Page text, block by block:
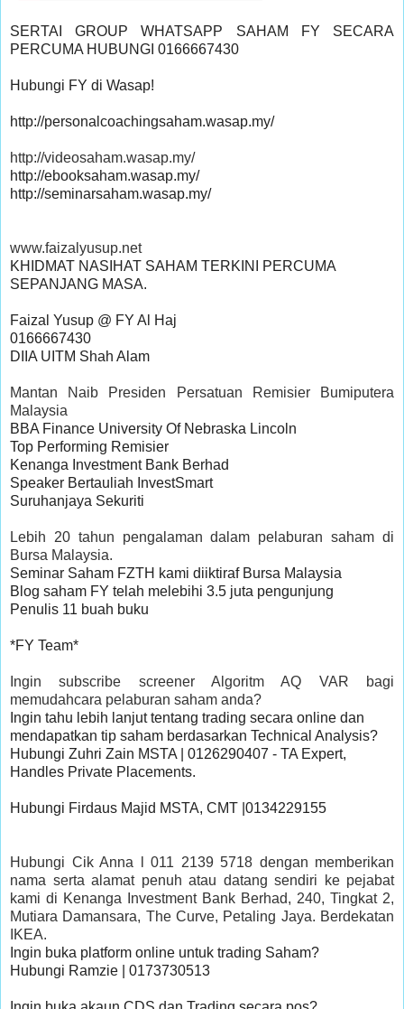
SERTAI GROUP WHATSAPP SAHAM FY SECARA
PERCUMA HUBUNGI 0166667430
Hubungi FY di Wasap!
http://videosaham.wasap.my/
http://ebooksaham.wasap.my/
http://seminarsaham.wasap.my/
www.faizalyusup.net
KHIDMAT NASIHAT SAHAM TERKINI PERCUMA
SEPANJANG MASA.
Faizal Yusup @ FY Al Haj
0166667430
Mantan Naib Presiden Persatuan Remisier Bumiputera
Malaysia
BBA Finance University Of Nebraska Lincoln
Top Performing Remisier
Kenanga Investment Bank Berhad
Speaker Bertauliah InvestSmart
Lebih 20 tahun pengalaman dalam pelaburan saham di
Bursa Malaysia.
Seminar Saham FZTH kami diiktiraf Bursa Malaysia
Blog saham FY telah melebihi 3.5 juta pengunjung
Penulis 11 buah buku
Ingin subscribe screener Algoritm AQ VAR bagi
memudahcara pelaburan saham anda?
Ingin tahu lebih lanjut tentang trading secara online dan
mendapatkan tip saham berdasarkan Technical Analysis?
Hubungi Zuhri Zain MSTA | 0126290407 - TA Expert,
Handles Private Placements.
Hubungi Firdaus Majid MSTA, CMT |0134229155
Hubungi Cik Anna l 011 2139 5718 dengan memberikan
nama serta alamat penuh atau datang sendiri ke pejabat
kami di Kenanga Investment Bank Berhad, 240, Tingkat 2,
Mutiara Damansara, The Curve, Petaling Jaya. Berdekatan
IKEA.
Ingin buka platform online untuk trading Saham?
Hubungi Ramzie | 0173730513